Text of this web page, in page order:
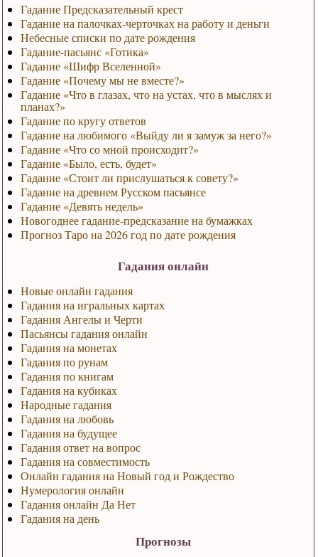
Гадание Предсказательный крест
Гадание на палочках-черточках на работу и деньги
Небесные списки по дате рождения
Гадание-пасьянс «Готика»
Гадание «Шифр Вселенной»
Гадание «Почему мы не вместе?»
Гадание «Что в глазах, что на устах, что в мыслях и
планах?»
Гадание по кругу ответов
Гадание на любимого «Выйду ли я замуж за него?»
Гадание «Что со мной происходит?»
Гадание «Было, есть, будет»
Гадание «Стоит ли прислушаться к совету?»
Гадание на древнем Русском пасьянсе
Гадание «Девять недель»
Новогоднее гадание-предсказание на бумажках
Прогноз Таро на 2026 год по дате рождения
Гадания онлайн
Новые онлайн гадания
Гадания на игральных картах
Гадания Ангелы и Черти
Пасьянсы гадания онлайн
Гадания на монетах
Гадания по рунам
Гадания по книгам
Гадания на кубиках
Народные гадания
Гадания на любовь
Гадания на будущее
Гадания ответ на вопрос
Гадания на совместимость
Онлайн гадания на Новый год и Рождество
Нумерология онлайн
Гадания онлайн Да Нет
Гадания на день
Прогнозы